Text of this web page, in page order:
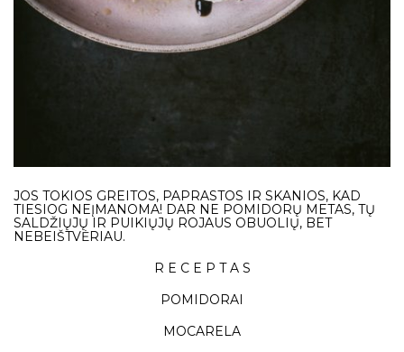
JOS TOKIOS GREITOS, PAPRASTOS IR SKANIOS, KAD
TIESIOG NEĮMANOMA! DAR NE POMIDORŲ METAS, TŲ
SALDŽIŲJŲ IR PUIKIŲJŲ ROJAUS OBUOLIŲ, BET
NEBEIŠTVĖRIAU.
R E C E P T A S
POMIDORAI
MOCARELA